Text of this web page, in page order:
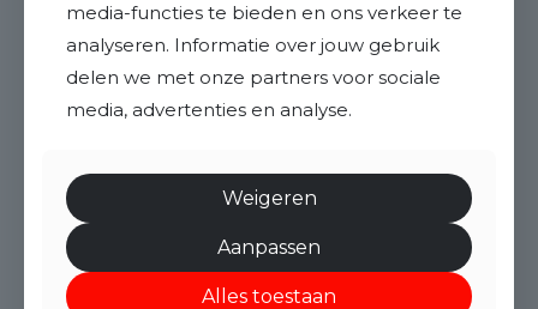
media-functies te bieden en ons verkeer te
analyseren. Informatie over jouw gebruik
delen we met onze partners voor sociale
media, advertenties en analyse.
Weigeren
Aanpassen
Alles toestaan